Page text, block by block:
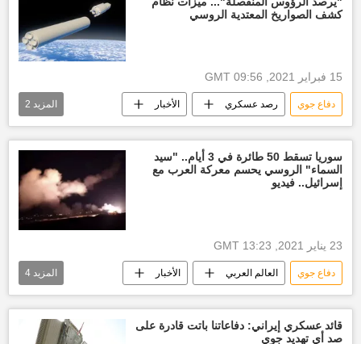
كشف الصواريخ المعتدية الروسي
15 فبراير 2021, 09:56 GMT
دفاع جوي رصد عسكري الأخبار
روسيا نظام
المزيد 2
سوريا تسقط 50 طائرة في 3 أيام.. "سيد
السماء" الروسي يحسم معركة العرب مع
إسرائيل.. فيديو
23 يناير 2021, 13:23 GMT
دفاع جوي العالم العربي الأخبار
رصد عسكري سام حرب أكتوبر
إسرائيل
المزيد 4
قائد عسكري إيراني: دفاعاتنا باتت قادرة على
صد أي تهديد جوي